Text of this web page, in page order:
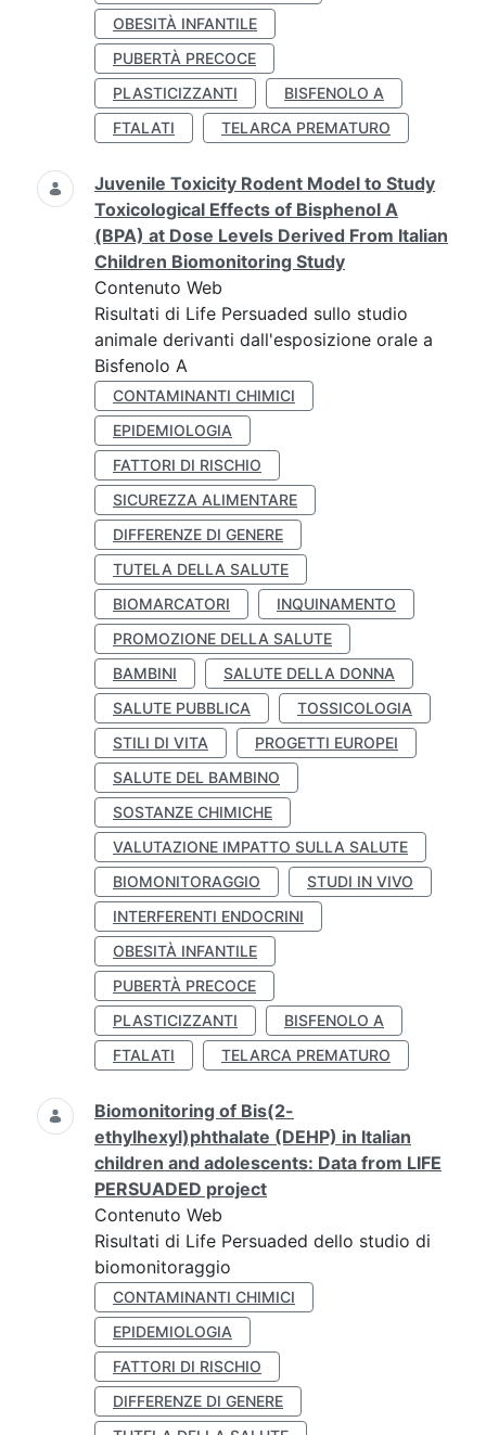
OBESITÀ INFANTILE
PUBERTÀ PRECOCE
PLASTICIZZANTI
BISFENOLO A
FTALATI
TELARCA PREMATURO
Juvenile Toxicity Rodent Model to Study
Toxicological Effects of Bisphenol A
(BPA) at Dose Levels Derived From Italian
Children Biomonitoring Study
Contenuto Web
Risultati di Life Persuaded sullo studio
animale derivanti dall'esposizione orale a
Bisfenolo A
CONTAMINANTI CHIMICI
EPIDEMIOLOGIA
FATTORI DI RISCHIO
SICUREZZA ALIMENTARE
DIFFERENZE DI GENERE
TUTELA DELLA SALUTE
BIOMARCATORI
INQUINAMENTO
PROMOZIONE DELLA SALUTE
BAMBINI
SALUTE DELLA DONNA
SALUTE PUBBLICA
TOSSICOLOGIA
STILI DI VITA
PROGETTI EUROPEI
SALUTE DEL BAMBINO
SOSTANZE CHIMICHE
VALUTAZIONE IMPATTO SULLA SALUTE
BIOMONITORAGGIO
STUDI IN VIVO
INTERFERENTI ENDOCRINI
OBESITÀ INFANTILE
PUBERTÀ PRECOCE
PLASTICIZZANTI
BISFENOLO A
FTALATI
TELARCA PREMATURO
Biomonitoring of Bis(2-
ethylhexyl)phthalate (DEHP) in Italian
children and adolescents: Data from LIFE
PERSUADED project
Contenuto Web
Risultati di Life Persuaded dello studio di
biomonitoraggio
CONTAMINANTI CHIMICI
EPIDEMIOLOGIA
FATTORI DI RISCHIO
DIFFERENZE DI GENERE